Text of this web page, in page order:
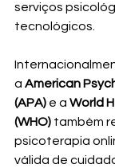
serviços
tecnológicos.
a American
(APA) e a World
(WHO) também
psicoterapia
válida de